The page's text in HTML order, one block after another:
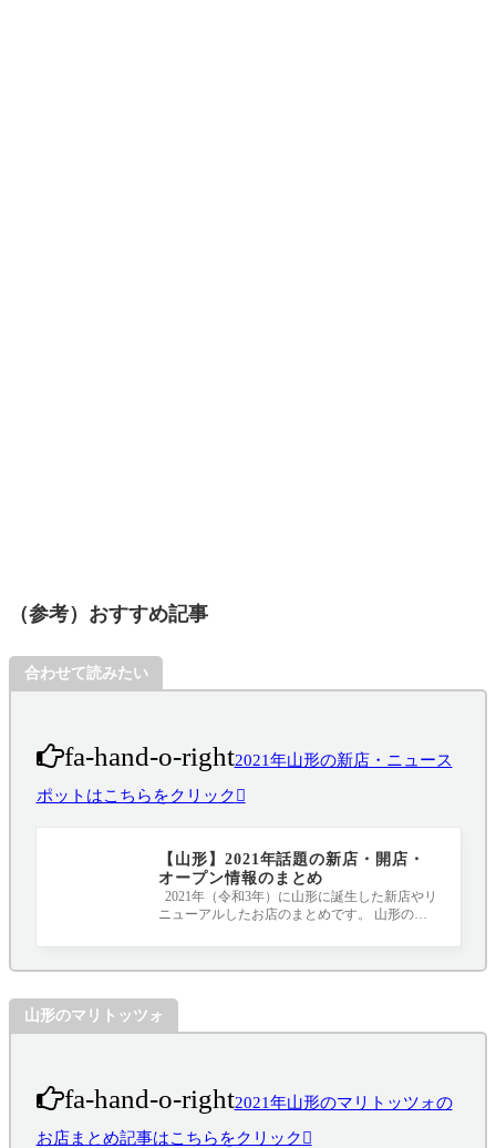
（参考）おすすめ記事
合わせて読みたい
fa-hand-o-right2021年山形の新店・ニュース
ポットはこちらをクリック
【山形】2021年話題の新店・開店・
オープン情報のまとめ
2021年（令和3年）に山形に誕生した新店やリ
ニューアルしたお店のまとめです。 山形のニ
山形のマリトッツォ
fa-hand-o-right2021年山形のマリトッツォの
お店まとめ記事はこちらをクリック